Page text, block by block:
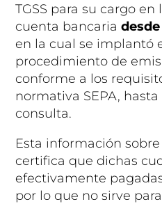
TGSS para su cargo
cuenta bancaria
en la cual se implantó
procedimiento de
conforme a los
normativa SEPA,
consulta.
Esta información
certifica que dichas
efectivamente
por lo que no sirve